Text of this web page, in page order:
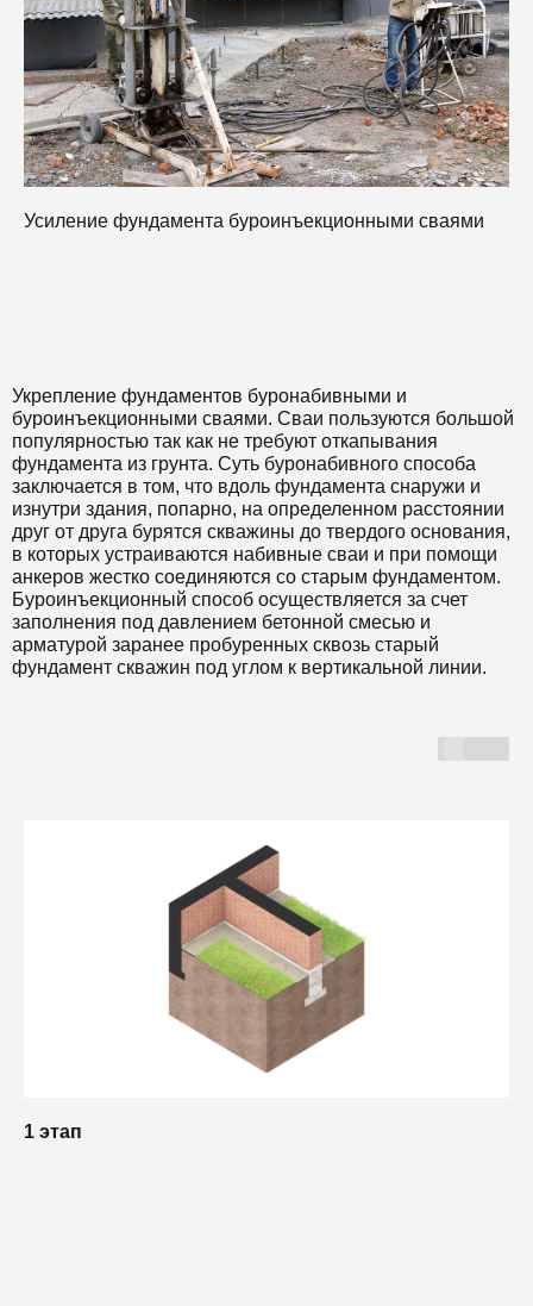
Усиление фундамента буроинъекционными сваями
Укрепление фундаментов буронабивными и
буроинъекционными сваями. Сваи пользуются большой
популярностью так как не требуют откапывания
фундамента из грунта. Суть буронабивного способа
заключается в том, что вдоль фундамента снаружи и
изнутри здания, попарно, на определенном расстоянии
друг от друга бурятся скважины до твердого основания,
в которых устраиваются набивные сваи и при помощи
анкеров жестко соединяются со старым фундаментом.
Буроинъекционный способ осуществляется за счет
заполнения под давлением бетонной смесью и
арматурой заранее пробуренных сквозь старый
фундамент скважин под углом к вертикальной линии.
1 этап